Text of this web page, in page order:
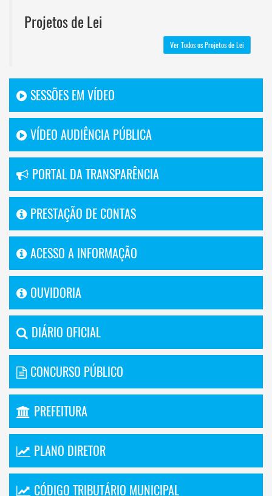
Projetos de Lei
Ver Todos os Projetos de Lei
SESSÕES EM VÍDEO
VÍDEO AUDIÊNCIA PÚBLICA
PORTAL DA TRANSPARÊNCIA
PRESTAÇÃO DE CONTAS
ACESSO A INFORMAÇÃO
OUVIDORIA
DIÁRIO OFICIAL
CONCURSO PÚBLICO
PREFEITURA
PLANO DIRETOR
CÓDIGO TRIBUTÁRIO MUNICIPAL